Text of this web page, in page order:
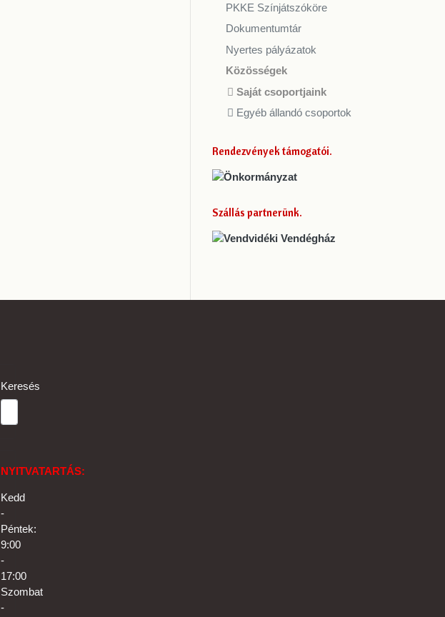
PKKE Színjátszóköre
Dokumentumtár
Nyertes pályázatok
Közösségek
Saját csoportjaink
Egyéb állandó csoportok
Rendezvények támogatói
Szállás partnerünk
Keresés
NYITVATARTÁS:
Kedd
-
Péntek:
9:00
-
17:00
Szombat
-